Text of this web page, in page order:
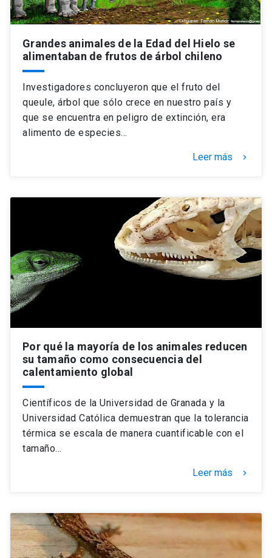
Grandes animales de la Edad del Hielo se
alimentaban de frutos de árbol chileno
Investigadores concluyeron que el fruto del
queule, árbol que sólo crece en nuestro país y
que se encuentra en peligro de extinción, era
alimento de especies…
Leer más keyboard_arrow_right
Por qué la mayoría de los animales reducen
su tamaño como consecuencia del
calentamiento global
Científicos de la Universidad de Granada y la
Universidad Católica demuestran que la tolerancia
térmica se escala de manera cuantificable con el
tamaño…
Leer más keyboard_arrow_right